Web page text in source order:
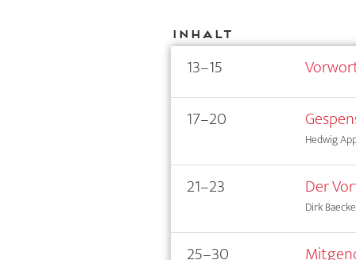
Inhalt
13–15
17–20
Hedwig
21–23 Der
Dirk
25–30